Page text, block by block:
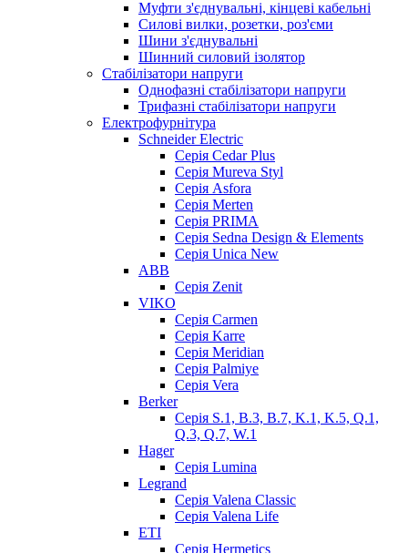
Муфти з'єднувальні, кінцеві кабельні
Силові вилки, розетки, роз'єми
Шини з'єднувальні
Шинний силовий ізолятор
Стабілізатори напруги
Однофазні стабілізатори напруги
Трифазні стабілізатори напруги
Електрофурнітура
Schneider Electric
Серія Cedar Plus
Серія Mureva Styl
Серія Asfora
Серія Merten
Серія PRIMA
Серія Sedna Design & Elements
Серія Unica New
ABB
Серія Zenit
VIKO
Серія Сarmen
Серія Karre
Серія Meridian
Серія Palmiye
Серія Vera
Berker
Серія S.1, B.3, B.7, K.1, K.5, Q.1,
Q.3, Q.7, W.1
Hager
Серія Lumina
Legrand
Серія Valena Classic
Серія Valena Life
ETI
Серія Hermetics